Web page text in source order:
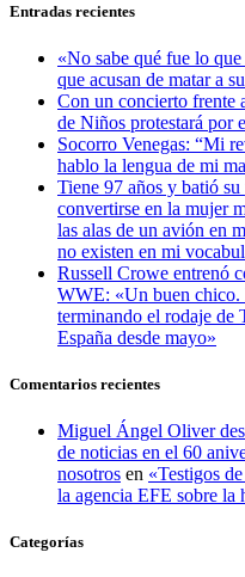
Entradas recientes
«No sabe qué fue lo
que acusan de matar a
Con un concierto frente
de Niños protestará por
Socorro Venegas: “Mi
hablo la lengua de mi
Tiene 97 años y batió
convertirse en la mujer
las alas de un avión en
no existen en mi
Russell Crowe entrenó
WWE: «Un buen chico.
terminando el rodaje de
España desde mayo»
Comentarios recientes
Miguel Ángel Oliver
de noticias en el 60
nosotros en «Testigos
la agencia EFE sobre la
Categorías